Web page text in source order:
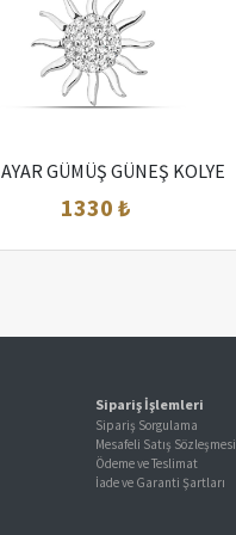
GÜMÜŞ GÜNEŞ KOLYE
1330 ₺
Sipariş İşlemleri
Sipariş Sorgulama
Mesafeli Satış Sözleşmesi
Ödeme ve Teslimat
İade ve Garanti Şartları